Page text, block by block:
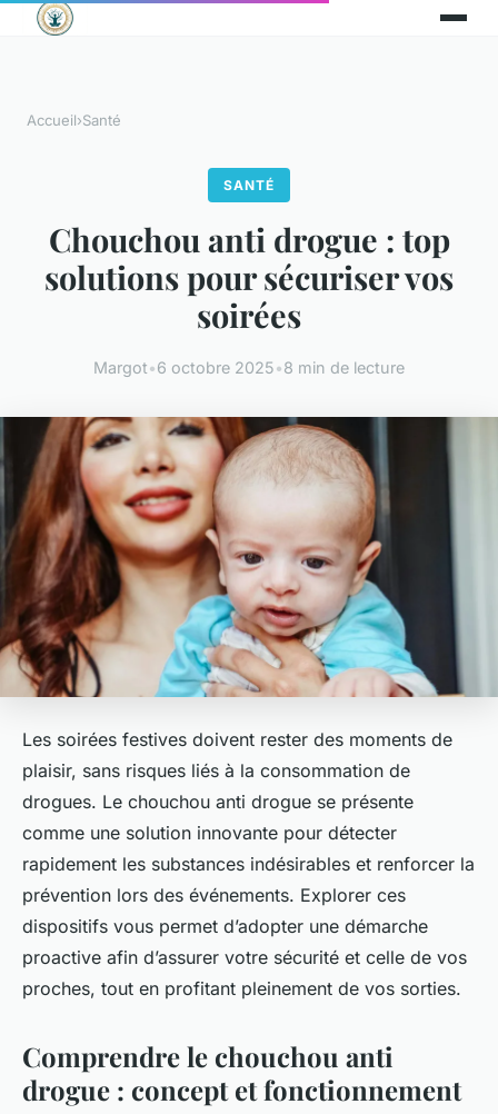
Accueil›Santé
SANTÉ
Chouchou anti drogue : top
solutions pour sécuriser vos
soirées
Margot•6 octobre 2025•8 min de lecture
Les soirées festives doivent rester des moments de
plaisir, sans risques liés à la consommation de
drogues. Le chouchou anti drogue se présente
comme une solution innovante pour détecter
rapidement les substances indésirables et renforcer la
prévention lors des événements. Explorer ces
dispositifs vous permet d’adopter une démarche
proactive afin d’assurer votre sécurité et celle de vos
proches, tout en profitant pleinement de vos sorties.
Comprendre le chouchou anti
drogue : concept et fonctionnement